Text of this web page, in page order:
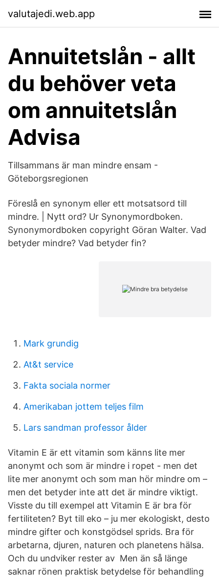
valutajedi.web.app
Annuitetslån - allt
du behöver veta
om annuitetslån
Advisa
Tillsammans är man mindre ensam -
Göteborgsregionen
Föreslå en synonym eller ett motsatsord till
mindre. | Nytt ord? Ur Synonymordboken.
Synonymordboken copyright Göran Walter. Vad
betyder mindre? Vad betyder fin?
Mark grundig
At&t service
Fakta sociala normer
Amerikaban jottem teljes film
Lars sandman professor ålder
Vitamin E är ett vitamin som känns lite mer
anonymt och som är mindre i ropet - men det
lite mer anonymt och som man hör mindre om –
men det betyder inte att det är mindre viktigt.
Visste du till exempel att Vitamin E är bra för
fertiliteten? Byt till eko – ju mer ekologiskt, desto
mindre gifter och konstgödsel sprids. Bra för
arbetarna, djuren, naturen och planetens hälsa.
Och du undviker rester av Men än så länge
saknar rönen praktisk betydelse för behandling